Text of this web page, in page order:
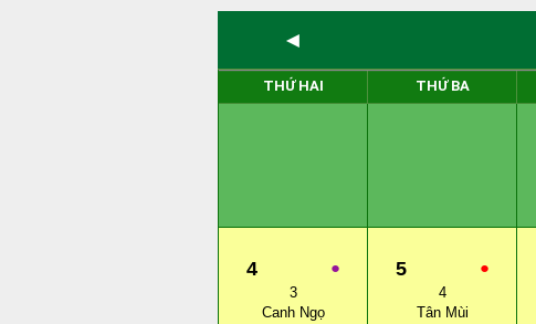
◄
THỨ HAI THỨ BA
●
4
3
Canh Ngọ
●
5
4
Tân Mùi